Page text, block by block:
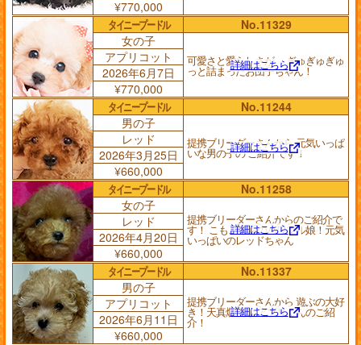
¥770,000
タイニープードル
No.11329
女の子
可愛さと愛らしさが、 ぎゅぎゅぎゅ
っと詰まったお団子ちゃん！
詳細はこちら
アプリコット
2026年6月7日
¥770,000
タイニープードル
No.11244
男の子
提携ブリーダーさんから 元気いっぱ
いな男の子の ご紹介です！
詳細はこちら
レッド
2026年3月25日
¥660,000
タイニープードル
No.11258
女の子
提携ブリーダーさんからのご紹介で
す！ こもこ爆毛のパワフル娘！元気
いっぱいのレッドちゃん
詳細はこちら
レッド
2026年4月20日
¥660,000
タイニープードル
No.11337
男の子
提携ブリーダーさんから 遊ぶの大好
き！天真爛漫な アプリくんのご紹
介！
詳細はこちら
アプリコット
2026年6月11日
¥660,000